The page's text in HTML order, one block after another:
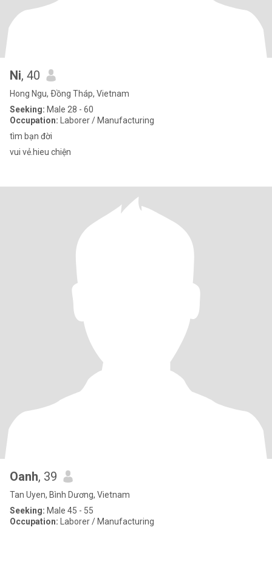
Ni, 40
Hong Ngu, Ðồng Tháp, Vietnam
Seeking: Male 28 - 60
Occupation: Laborer / Manufacturing
tìm bạn đời
vui vẻ.hieu chiện
Oanh, 39
Tan Uyen, Bình Dương, Vietnam
Seeking: Male 45 - 55
Occupation: Laborer / Manufacturing